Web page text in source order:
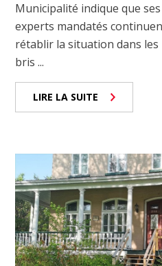
Municipalité indique que
experts mandatés
rétablir la situation dans les
bris ...
LIRE LA SUITE